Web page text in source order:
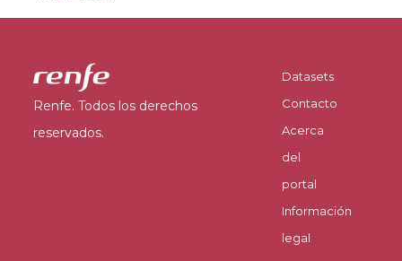
Renfe. Todos los derechos
reservados.
Datasets
Contacto
Acerca
del
portal
Información
legal